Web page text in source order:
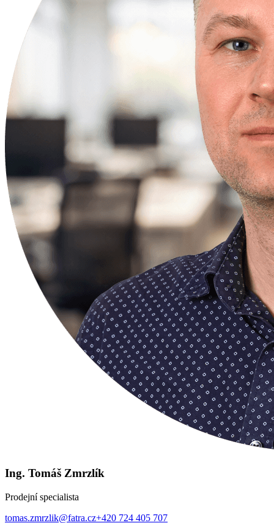
Ing. Tomáš Zmrzlík
Prodejní specialista
tomas.zmrzlik@fatra.cz+420 724 405 707